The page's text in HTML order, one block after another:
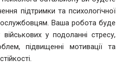
підтримки та психологічної
Ваша робота буде
у подоланні стресу,
підвищенні мотивації та